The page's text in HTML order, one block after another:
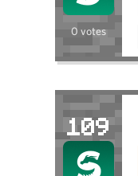
0 votes
109